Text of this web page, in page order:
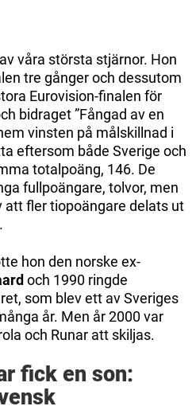
våra största stjärnor. Hon
tre gånger och dessutom
Eurovision-finalen för
bidraget ”Fångad av en
vinsten på målskillnad i
eftersom både Sverige och
totalpoäng, 146. De
fullpoängare, tolvor, men
att fler tiopoängare delats ut
hon den norske ex-
och 1990 ringde
som blev ett av Sveriges
år. Men år 2000 var
och Runar att skiljas.
fick en son: